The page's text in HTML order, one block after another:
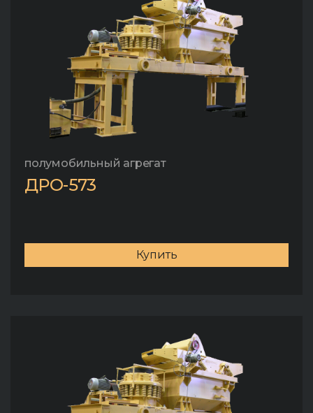
полумобильный агрегат
ДРО-573
Купить